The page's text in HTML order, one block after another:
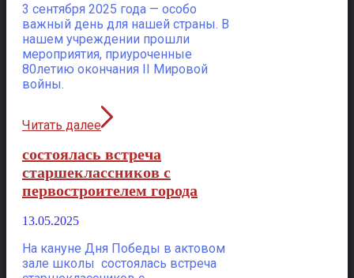
3 сентября 2025 года — особо
важный день для нашей страны. В
нашем учреждении прошли
мероприятия, приуроченные
80летию окончания II Мировой
войны.
Читать далее
состоялась встреча
старшеклассников с
первостроителем города
13.05.2025
На кануне Дня Победы в актовом
зале школы состоялась встреча